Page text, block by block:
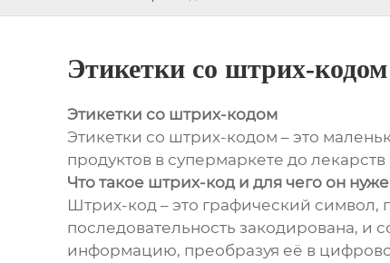
Этикетки со штрих-кодом
Этикетки со штрих-кодом
Этикетки со штрих-кодом – это
продуктов в супермаркете до
Что такое штрих-код и для чего он
Штрих-код – это графический
последовательность закодирована,
информацию, преобразуя её в